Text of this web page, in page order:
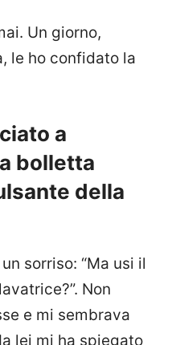
Un giorno,
le ho confidato la
a
bolletta
della
sorriso: “Ma usi il
Non
e mi sembrava
lei mi ha spiegato